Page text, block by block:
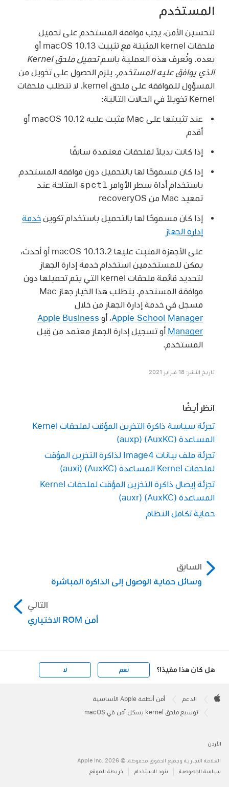
المستخدم
لتحسين الأمن، يجب موافقة المستخدم على تحميل
ملحقات kernel المثبتة مع تثبيت
macOS 10.13 أو
بعده. وتُعرف هذه العملية باسم
تحميل ملحق Kernel
الذي يوافق عليه المستخدم
. يلزم الحصول على تخويل من
المسؤول للموافقة على ملحق kernel. لا تتطلب ملحقات
Kernel تخويلاً في الحالات التالية:
عند تثبيتها على Mac مثبت عليه macOS 10.12 أو
أقدم
إذا كانت بديلاً لملحقات معتمدة سابقًا
إذا كان مسموحًا لها بالتحميل دون موافقة المستخدم
باستخدام أداة سطر الأوامر spctl المتاحة عند
تمهيد Mac من recoveryOS
إذا كان مسموحًا لها بالتحميل باستخدام تكوينخدمة
إدارة الجهاز
على الأجهزة المثبت عليها macOS 10.13.2 أو أحدث،
يمكن للمستخدمين استخدام خدمة إدارة الجهاز
لتحديد قائمة ملحقات kernel التي يتم تحميلها دون
موافقة المستخدم. يتطلب هذا الخيار جهاز Mac
مسجل في خدمة إدارة الجهاز من خلال
Apple School Manager، أو Apple Business
Manager أو تسجيل إدارة الجهاز معتمد من قِبل
المستخدم.
تاريخ النشر: 18 فبراير 2021
انظر أيضًا
تجزئة سياسة ذاكرة التخزين المؤقت لملحقات Kernel
المساعدة (AuxKC) ‏(auxp)
تجزئة ملف بيانات Image4 لذاكرة التخزين المؤقت
لملحقات Kernel المساعدة (AuxKC) ‏(auxi)
تجزئة إيصال ذاكرة التخزين المؤقت لملحقات Kernel
المساعدة (AuxKC) ‏(auxr)
حماية تكامل النظام
السابق
وسائل حماية الوصول إلى الذاكرة المباشرة
التالي
أمن ROM الاختياري
هل كان هذا مفيدًا؟ نعم لا
Footer

الدعم أمن أنظمة Apple الأساسية
توسيع ملحق kernel بشكل آمن في macOS
الأردن
العلامة التجارية وجميع الحقوق محفوظة. © 2026 ‏.Apple Inc
سياسة الخصوصية
بنود الاستخدام خريطة الموقع